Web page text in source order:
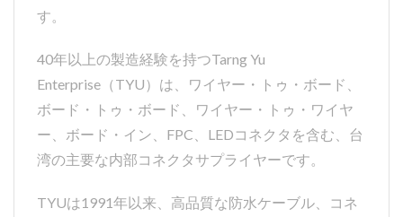
す。
40年以上の製造経験を持つTarng Yu
Enterprise（TYU）は、ワイヤー・トゥ・ボード、
ボード・トゥ・ボード、ワイヤー・トゥ・ワイヤ
ー、ボード・イン、FPC、LEDコネクタを含む、台
湾の主要な内部コネクタサプライヤーです。
TYUは1991年以来、高品質な防水ケーブル、コネ